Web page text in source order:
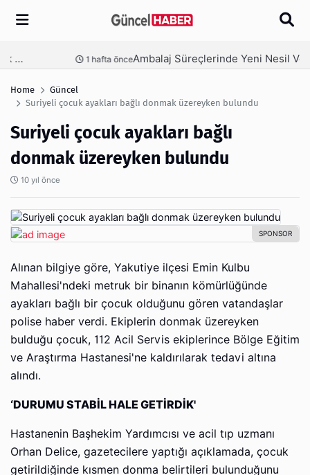
Arama
Ambalaj Süreçlerinde Yeni Nesil Verimliliği Olimpack ile Yakalayın 3 hafta önce
Home
Güncel
Suriyeli çocuk ayakları bağlı donmak üzereyken bulundu
Suriyeli çocuk ayakları bağlı
donmak üzereyken bulundu
10 yıl önce
Alınan bilgiye göre, Yakutiye ilçesi Emin Kulbu
Mahallesi'ndeki metruk bir binanın kömürlüğünde
ayakları bağlı bir çocuk olduğunu gören vatandaşlar
polise haber verdi. Ekiplerin donmak üzereyken
bulduğu çocuk, 112 Acil Servis ekiplerince Bölge Eğitim
ve Araştırma Hastanesi'ne kaldırılarak tedavi altına
alındı.
‘DURUMU STABİL HALE GETİRDİK'
Hastanenin Başhekim Yardımcısı ve acil tıp uzmanı
Orhan Delice, gazetecilere yaptığı açıklamada, çocuk
getirildiğinde kısmen donma belirtileri bulunduğunu